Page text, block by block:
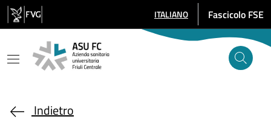
Salta al contenuto principale
SELEZIONE LINGUA: LINGUA
ITALIANO Fascicolo FSE
Indietro